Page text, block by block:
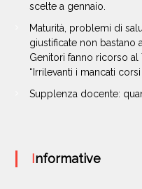
scelte a gennaio.
Maturità, problemi di
giustificate non bastano
Genitori fanno ricorso al
“Irrilevanti i mancati
Supplenza docente:
Informative